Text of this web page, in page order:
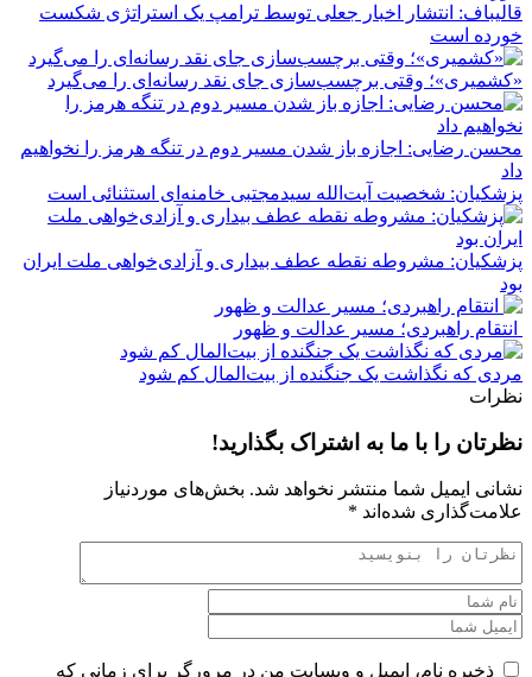
قالیباف: انتشار اخبار جعلی توسط ترامپ یک استراتژی شکست
خورده است
«کشمیری»؛ وقتی برچسب‌سازی جای نقد رسانه‌ای را می‌گیرد
محسن رضایی: اجازه باز شدن مسیر دوم در تنگه هرمز را نخواهیم
داد
پزشکیان: شخصیت آیت‌الله سیدمجتبی خامنه‌ای استثنائی است
پزشکیان: مشروطه نقطه عطف بیداری و آزادی‌خواهی ملت ایران
بود
انتقام راهبردی؛ مسیر عدالت و ظهور
مردی که نگذاشت یک جنگنده از بیت‌المال کم شود
نظرات
نظرتان را با ما به اشتراک بگذارید!
نشانی ایمیل شما منتشر نخواهد شد. بخش‌های موردنیاز
علامت‌گذاری شده‌اند *
ذخیره نام، ایمیل و وبسایت من در مرورگر برای زمانی که